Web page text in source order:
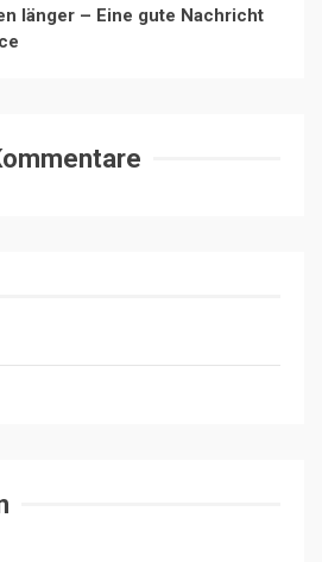
länger – Eine gute Nachricht